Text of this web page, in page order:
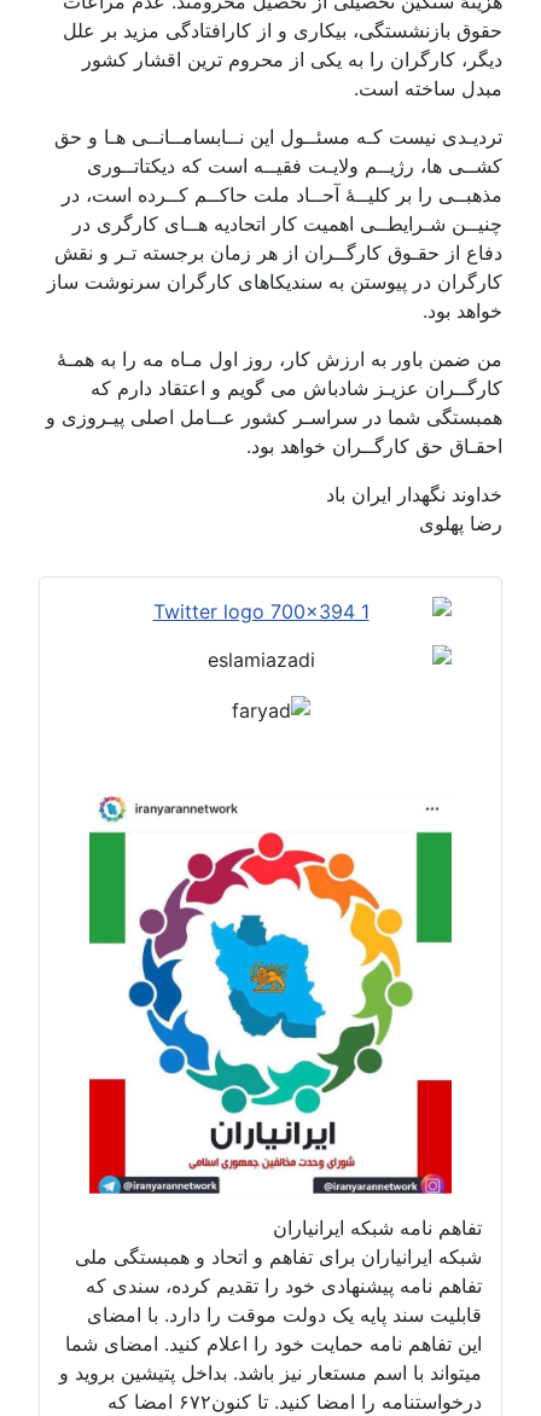
حقوق بازنشستگی، بیکاری و از کارافتادگی مزید بر علل
دیگر، کارگران را به یکی از محروم ترین اقشار کشور
مبدل ساخته است.
تردیـدی نیست کـه مسئــول این نــابسامــانــی هـا و حق
کشــی ها، رژیــم ولایـت فقیــه است که دیکتاتــوری
مذهبــی را بر کلیــۀ آحــاد ملت حاکــم کــرده است، در
چنیــن شـرایطــی اهمیت کار اتحادیه هــای کارگری در
دفاع از حقـوق کارگــران از هر زمان برجسته تـر و نقش
کارگران در پیوستن به سندیکاهای کارگران سرنوشت ساز
خواهد بود.
من ضمن باور به ارزش کار، روز اول مـاه مه را به همـۀ
کارگــران عزیـز شادباش می گویم و اعتقاد دارم که
همبستگی شما در سراسـر کشور عــامل اصلی پیـروزی و
احقـاق حق کارگــران خواهد بود.
خداوند نگهدار ایران باد
رضا پهلوی
تفاهم نامه شبکه ایرانیاران
شبکه ایرانیاران برای تفاهم و اتحاد و همبستگی ملی
تفاهم نامه پیشنهادی خود را تقدیم کرده، سندی که
قابلیت سند پایه یک دولت موقت را دارد. با امضای
این تفاهم نامه حمایت خود را اعلام کنید. امضای شما
میتواند با اسم مستعار نیز باشد. بداخل پتیشین بروید و
درخواستنامه را امضا کنید. تا کنون۶۷۲ امضا که